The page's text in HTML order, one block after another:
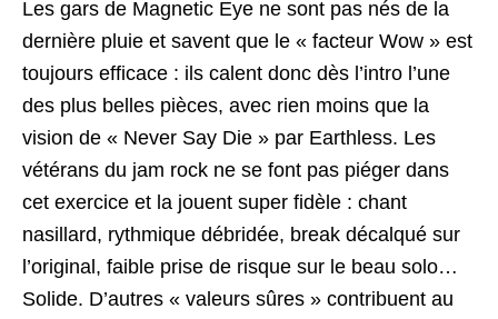
Les gars de Magnetic Eye ne sont pas nés de la
dernière pluie et savent que le « facteur Wow » est
toujours efficace : ils calent donc dès l’intro l’une
des plus belles pièces, avec rien moins que la
vision de « Never Say Die » par Earthless. Les
vétérans du jam rock ne se font pas piéger dans
cet exercice et la jouent super fidèle : chant
nasillard, rythmique débridée, break décalqué sur
l’original, faible prise de risque sur le beau solo…
Solide. D’autres « valeurs sûres » contribuent au